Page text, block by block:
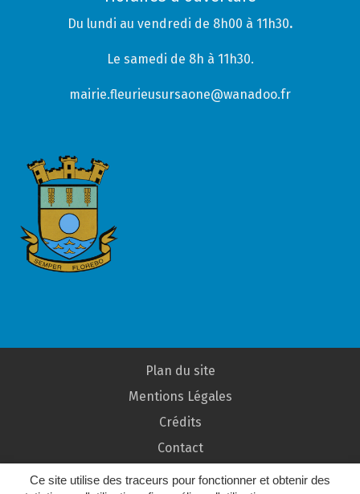
Ce site utilise des traceurs pour fonctionner et obtenir des
Du lundi au vendredi de 8h00 à 11h30.
Le samedi de 8h à 11h30.
mairie.fleurieusursaone@wanadoo.fr
Plan du site
Mentions Légales
Crédits
Contact